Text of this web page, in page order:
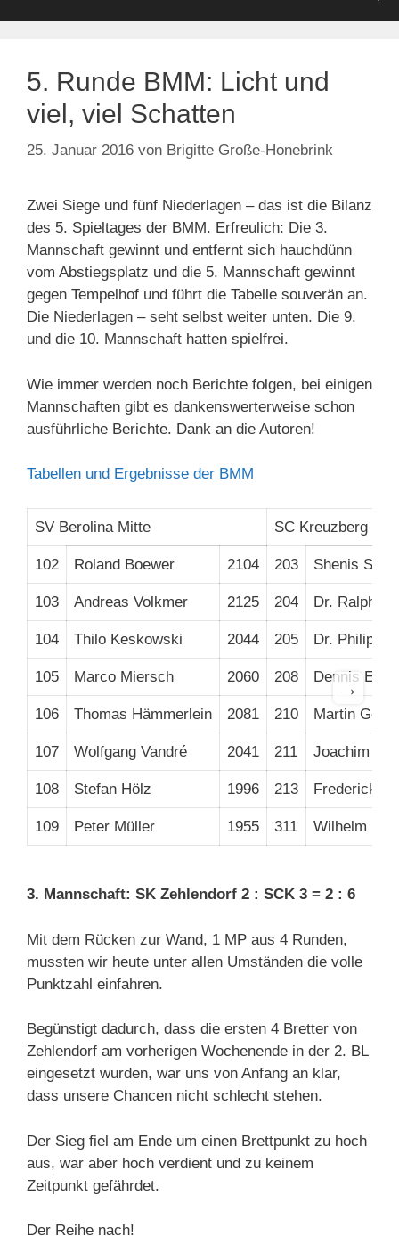
5. Runde BMM: Licht und
viel, viel Schatten
25. Januar 2016 von Brigitte Große-Honebrink
Zwei Siege und fünf Niederlagen – das ist die Bilanz
des 5. Spieltages der BMM. Erfreulich: Die 3.
Mannschaft gewinnt und entfernt sich hauchdünn
vom Abstiegsplatz und die 5. Mannschaft gewinnt
gegen Tempelhof und führt die Tabelle souverän an.
Die Niederlagen – seht selbst weiter unten. Die 9.
und die 10. Mannschaft hatten spielfrei.
Wie immer werden noch Berichte folgen, bei einigen
Mannschaften gibt es dankenswerterweise schon
ausführliche Berichte. Dank an die Autoren!
Tabellen und Ergebnisse der BMM
SV Berolina Mitte SC Kreuzberg 2
102 Roland Boewer 2104 203 Shenis
103 Andreas Volkmer 2125 204 Dr. Ralph
104 Thilo Keskowski 2044 205 Dr. Philip
105 Marco Miersch 2060 208 Dennis
106 Thomas Hämmerlein 2081 210 Martin
107 Wolfgang Vandré 2041 211 Joachim
108 Stefan Hölz 1996 213 Frederick
109 Peter Müller 1955 311 Wilhelm
→
3. Mannschaft: SK Zehlendorf 2 : SCK 3 = 2 : 6
Mit dem Rücken zur Wand, 1 MP aus 4 Runden,
mussten wir heute unter allen Umständen die volle
Punktzahl einfahren.
Begünstigt dadurch, dass die ersten 4 Bretter von
Zehlendorf am vorherigen Wochenende in der 2. BL
eingesetzt wurden, war uns von Anfang an klar,
dass unsere Chancen nicht schlecht stehen.
Der Sieg fiel am Ende um einen Brettpunkt zu hoch
aus, war aber hoch verdient und zu keinem
Zeitpunkt gefährdet.
Der Reihe nach!